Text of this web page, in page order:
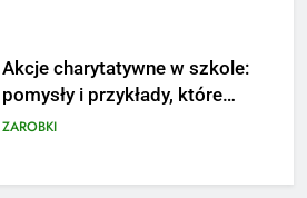
Akcje charytatywne w szkole:
pomysły i przykłady, które
zainspirują
ZAROBKI